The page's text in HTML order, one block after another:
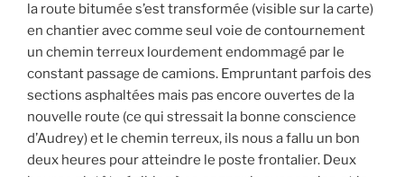
la route bitumée s’est transformée (visible sur la carte)
en chantier avec comme seul voie de contournement
un chemin terreux lourdement endommagé par le
constant passage de camions. Empruntant parfois des
sections asphaltées mais pas encore ouvertes de la
nouvelle route (ce qui stressait la bonne conscience
d’Audrey) et le chemin terreux, ils nous a fallu un bon
deux heures pour atteindre le poste frontalier. Deux